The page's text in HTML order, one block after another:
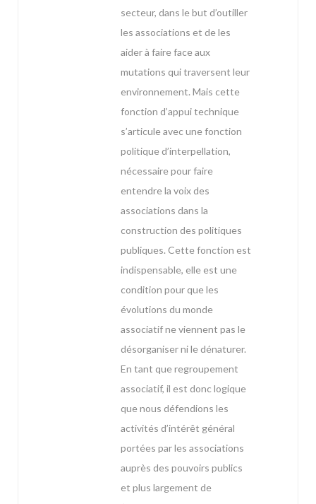
secteur, dans le but d’outiller
les associations et de les
aider à faire face aux
mutations qui traversent leur
environnement. Mais cette
fonction d’appui technique
s’articule avec une fonction
politique d’interpellation,
nécessaire pour faire
entendre la voix des
associations dans la
construction des politiques
publiques. Cette fonction est
indispensable, elle est une
condition pour que les
évolutions du monde
associatif ne viennent pas le
désorganiser ni le dénaturer.
En tant que regroupement
associatif, il est donc logique
que nous défendions les
activités d’intérêt général
portées par les associations
auprès des pouvoirs publics
et plus largement de